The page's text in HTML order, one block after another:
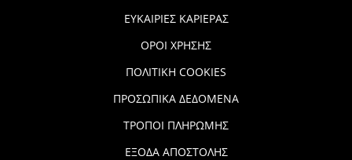
ΕΥΚΑΙΡΙΕΣ ΚΑΡΙΕΡΑΣ
ΟΡΟΙ ΧΡΗΣΗΣ
ΠΟΛΙΤΙΚΗ COOKIES
ΠΡΟΣΩΠΙΚΑ ΔΕΔΟΜΕΝΑ
ΤΡΟΠΟΙ ΠΛΗΡΩΜΗΣ
ΕΞΟΔΑ ΑΠΟΣΤΟΛΗΣ